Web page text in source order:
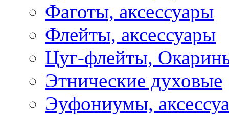
Фаготы, аксессуары
Флейты, аксессуары
Цуг-флейты,
Этнические духовые
Эуфониумы,